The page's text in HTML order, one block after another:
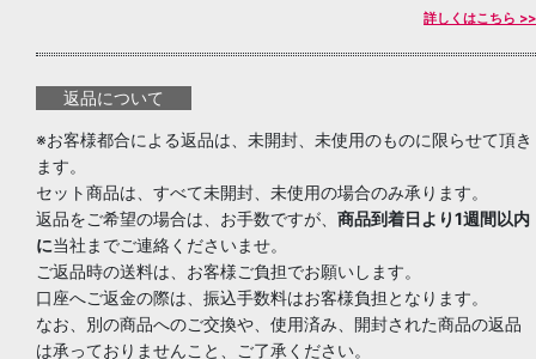
詳しくはこちら >>
返品について
※お客様都合による返品は、未開封、未使用のものに限らせて頂き
ます。
セット商品は、すべて未開封、未使用の場合のみ承ります。
返品をご希望の場合は、お手数ですが、 商品到着日より1週間以内
に当社までご連絡くださいませ。
ご返品時の送料は、お客様ご負担でお願いします。
口座へご返金の際は、振込手数料はお客様負担となります。
なお、別の商品へのご交換や、使用済み、開封された商品の返品
は承っておりませんこと、ご了承ください。